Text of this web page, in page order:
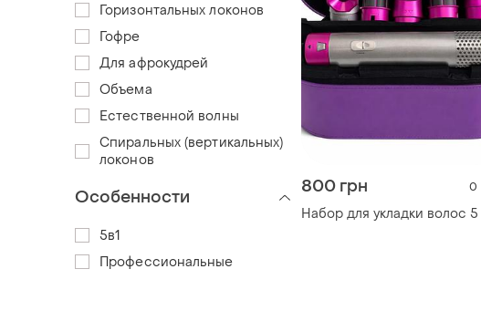
800 грн 0
Набор для укладки волос 5
Горизонтальных локонов
Гофре
Для афрокудрей
Объема
Естественной волны
Спиральных (вертикальных)
локонов
Особенности
5в1
Профессиональные